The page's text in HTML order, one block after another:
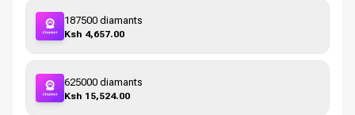
187500 diamants
Ksh 4,657.00
625000 diamants
Ksh 15,524.00